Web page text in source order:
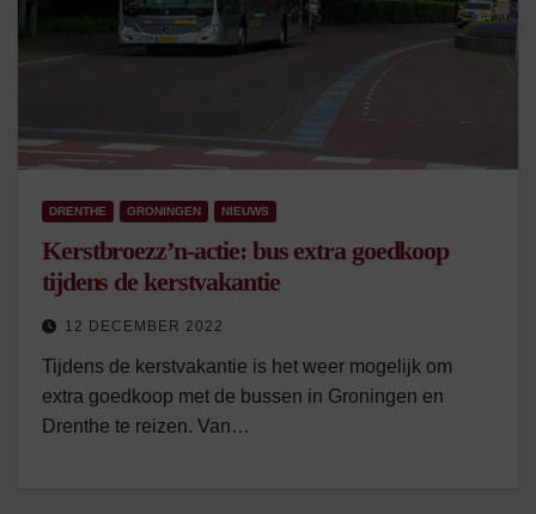
DRENTHE GRONINGEN NIEUWS
Kerstbroezz’n-actie: bus extra goedkoop
tijdens de kerstvakantie
12 DECEMBER 2022
Tijdens de kerstvakantie is het weer mogelijk om
extra goedkoop met de bussen in Groningen en
Drenthe te reizen. Van…